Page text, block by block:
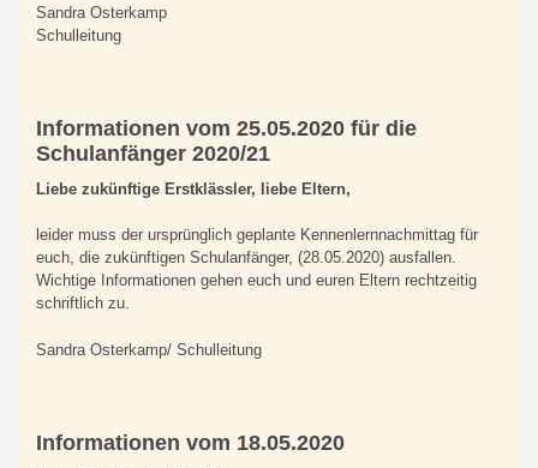
Sandra Osterkamp
Schulleitung
Informationen vom 25.05.2020 für die
Schulanfänger 2020/21
Liebe zukünftige Erstklässler, liebe Eltern,
leider muss der ursprünglich geplante Kennenlernnachmittag für
euch, die zukünftigen Schulanfänger, (28.05.2020) ausfallen.
Wichtige Informationen gehen euch und euren Eltern rechtzeitig
schriftlich zu.
Sandra Osterkamp/ Schulleitung
Informationen vom 18.05.2020